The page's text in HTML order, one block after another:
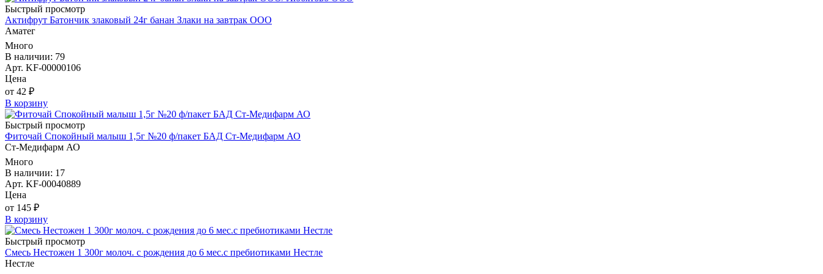
Быстрый просмотр
Актифрут Батончик злаковый 24г банан Злаки на завтрак ООО
Аматег
Много
В наличии: 79
Арт. KF-00000106
Цена
от 42 ₽
В корзину
Быстрый просмотр
Фиточай Спокойный малыш 1,5г №20 ф/пакет БАД Ст-Медифарм АО
Ст-Медифарм АО
Много
В наличии: 17
Арт. KF-00040889
Цена
от 145 ₽
В корзину
Быстрый просмотр
Смесь Нестожен 1 300г молоч. с рождения до 6 мес.с пребиотиками Нестле
Нестле